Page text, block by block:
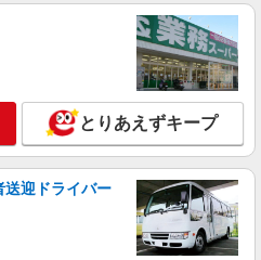
詳細を見る
（古河事業所）/FKGA105930
キング・梱包
円 ※月収例19.1万円（残業等含む収
：191807円＝1166円×7時間50分×21
＋交通費別途支給 ※交通費実費支給
。
市 マイカー通勤可能/駐車場完備
詳細を見る
とりあえずキープ
送迎ドライバー